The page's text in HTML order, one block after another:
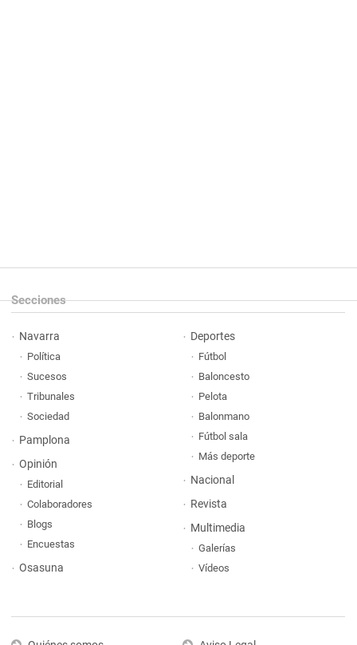
Secciones
Navarra
Política
Sucesos
Tribunales
Sociedad
Pamplona
Opinión
Editorial
Colaboradores
Blogs
Encuestas
Osasuna
Deportes
Fútbol
Baloncesto
Pelota
Balonmano
Fútbol sala
Más deporte
Nacional
Revista
Multimedia
Galerías
Vídeos